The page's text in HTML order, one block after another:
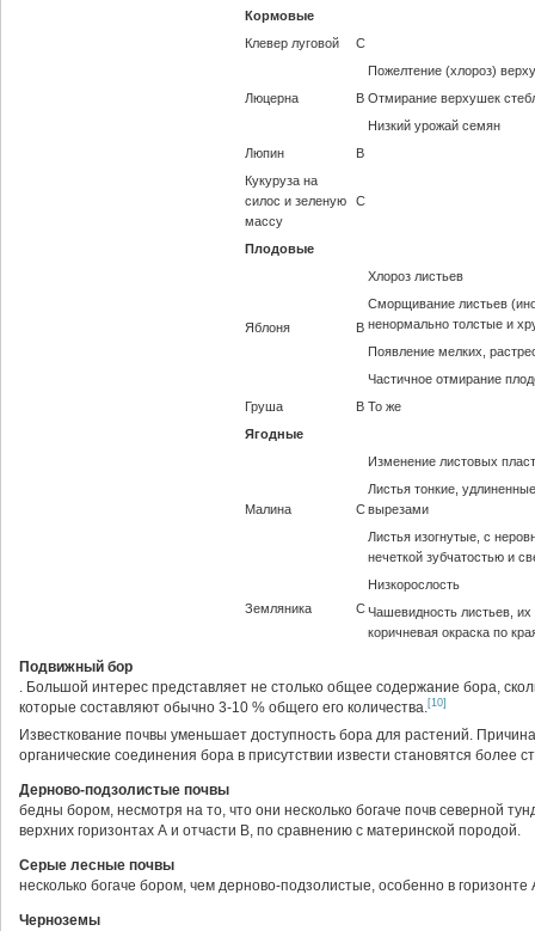
Кормовые
Клевер луговой
С
Люцерна В
Пожелтение (хлороз)
Отмирание верхушек
Низкий урожай семян
Люпин
В
Кукуруза на
силос и зеленую
массу
С
Плодовые
Яблоня В
Хлороз листьев
Сморщивание листьев
ненормально толстые и
Появление мелких,
Частичное отмирание
Груша
В То же
Ягодные
Малина С
Изменение листовых
Листья тонкие,
вырезами
Листья изогнутые, с
нечеткой зубчатостью и
Земляника С
Низкорослость
Чашевидность листьев,
коричневая окраска по
Подвижный бор
. Большой интерес представляет не столько общее содержание бора,
которые составляют обычно 3-10 % общего его количества.[10]
Известкование почвы уменьшает доступность бора для растений.
органические соединения бора в присутствии извести становятся более
Дерново-подзолистые почвы
бедны бором, несмотря на то, что они несколько богаче почв северной
верхних горизонтах А и отчасти В, по сравнению с материнской породой.
Серые лесные почвы
несколько богаче бором, чем дерново-подзолистые, особенно в горизонте
Черноземы